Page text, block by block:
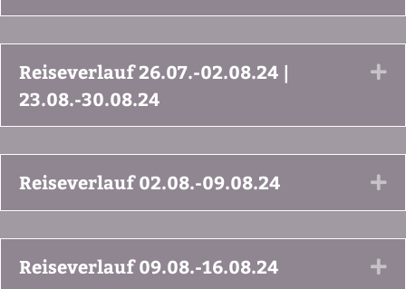
Reiseverlauf 26.07.-02.08.24 |
23.08.-30.08.24
Reiseverlauf 02.08.-09.08.24
Reiseverlauf 09.08.-16.08.24